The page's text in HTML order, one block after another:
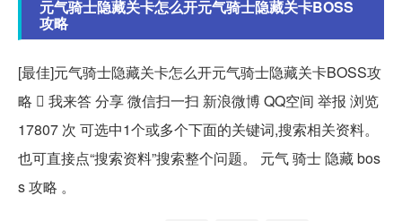
元气骑士隐藏关卡怎么开元气骑士隐藏关卡BOSS
攻略
[最佳]元气骑士隐藏关卡怎么开元气骑士隐藏关卡BOSS攻
略  我来答 分享 微信扫一扫 新浪微博 QQ空间 举报 浏览
17807 次 可选中1个或多个下面的关键词,搜索相关资料。
也可直接点“搜索资料”搜索整个问题。 元气 骑士 隐藏 bos
s 攻略 。